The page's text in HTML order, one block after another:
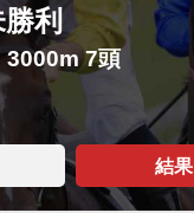
利
3000m 7頭
結果